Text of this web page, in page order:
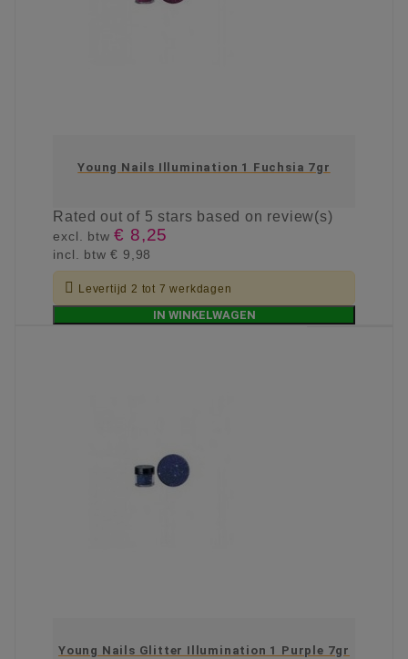
Young Nails Illumination 1 Fuchsia 7gr
Ratedout of 5 stars based on review(s)
excl. btw€ 8,25
incl. btw€ 9,98
 Levertijd 2 tot 7 werkdagen
IN WINKELWAGEN
Young Nails Glitter Illumination 1 Purple 7gr